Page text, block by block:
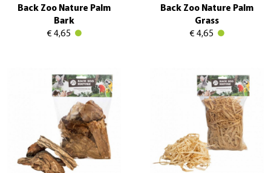
Back Zoo Nature Palm
Bark
€ 4,65
Back Zoo Nature Palm
Grass
€ 4,65